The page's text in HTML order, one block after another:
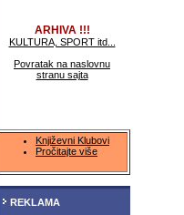
ARHIVA !!!
KULTURA, SPORT itd...
Povratak na naslovnu
stranu sajta
Književni Klubovi
Pročitajte više
REKLAMA